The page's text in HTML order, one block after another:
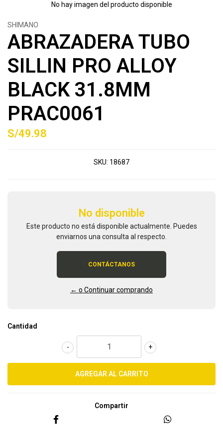
No hay imagen del producto disponible
SHIMANO
ABRAZADERA TUBO
SILLIN PRO ALLOY
BLACK 31.8MM
PRAC0061
S/49.98
SKU: 18687
No disponible
Este producto no está disponible actualmente. Puedes
enviarnos una consulta al respecto.
CONTÁCTANOS
← o Continuar comprando
Cantidad
+
-
Compartir